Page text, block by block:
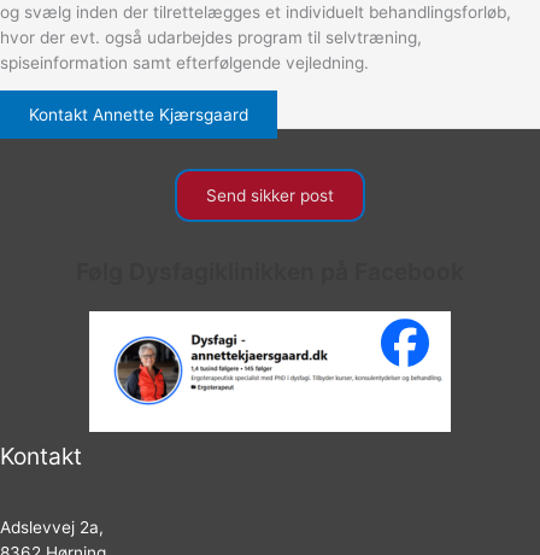
og svælg inden der tilrettelægges et individuelt behandlingsforløb,
hvor der evt. også udarbejdes program til selvtræning,
spiseinformation samt efterfølgende vejledning.
Kontakt Annette Kjærsgaard
Send sikker post
Kontakt
Adslevvej 2a,